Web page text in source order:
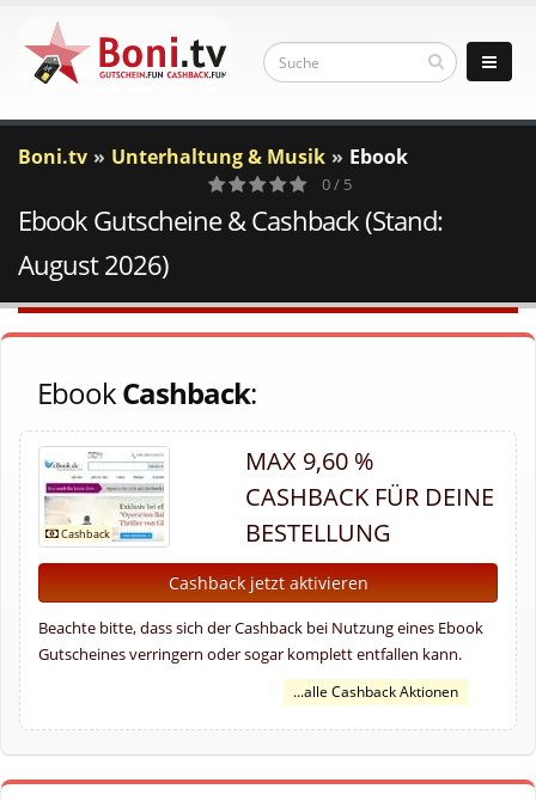
Boni.tv Unterhaltung & Musik Ebook
0
Votes
0 / 5
Ebook Gutscheine & Cashback (Stand:
August 2026)
EbookCashback:
MAX 9,60 %
CASHBACK FÜR DEINE
BESTELLUNG
Cashback jetzt aktivieren
Beachte bitte, dass sich der Cashback bei Nutzung eines Ebook
Gutscheines verringern oder sogar komplett entfallen kann.
...alle Cashback Aktionen